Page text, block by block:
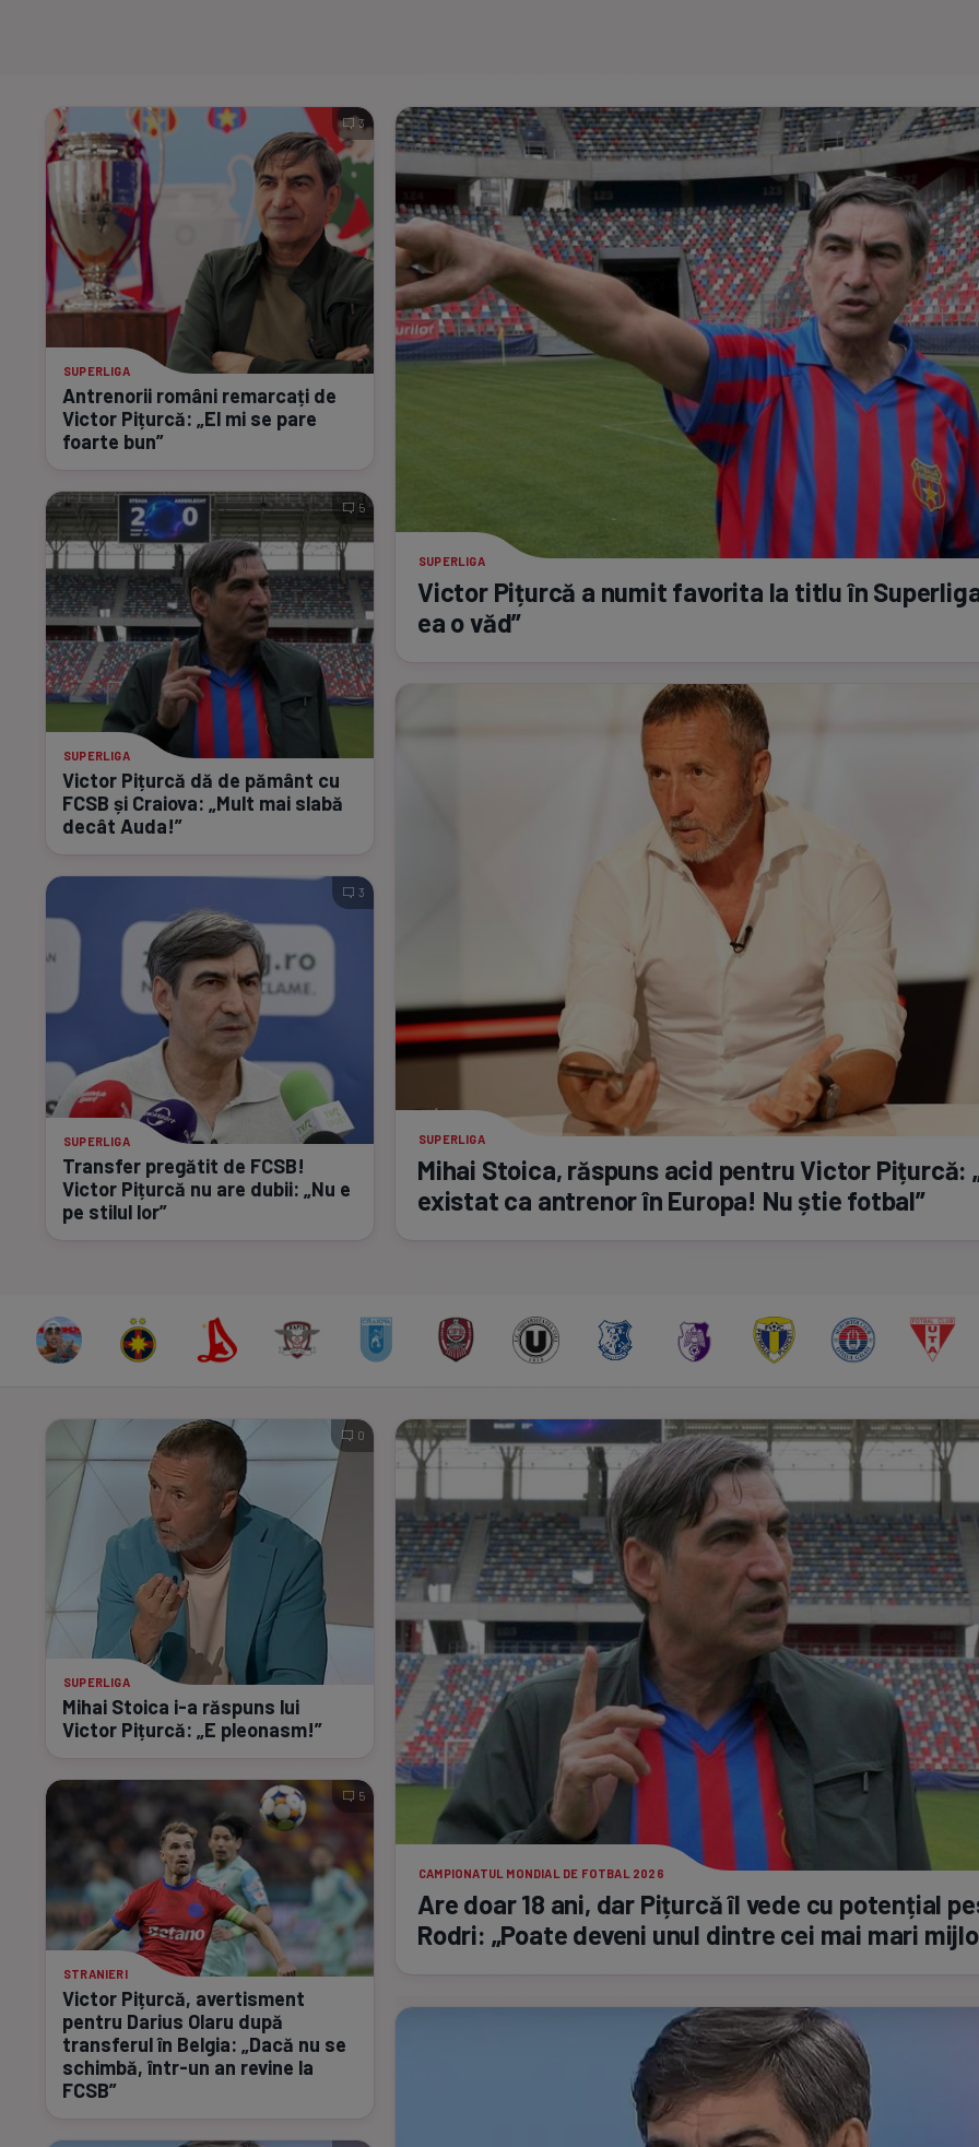
Program TV
SUPERLIGA
Antrenorii români remarcați de
Victor Pițurcă: „El mi se pare
foarte bun”
3
SUPERLIGA
Victor Pițurcă dă de pământ cu
FCSB și Craiova: „Mult mai slabă
decât Auda!”
5
SUPERLIGA
Transfer pregătit de FCSB!
Victor Pițurcă nu are dubii: „Nu e
pe stilul lor”
3
SUPERLIGA
Victor Pițurcă a numit favorita la titlu în
ea o văd”
SUPERLIGA
Mihai Stoica, răspuns acid pentru Victor Pițurcă:
existat ca antrenor în Europa! Nu știe fotbal”
SUPERLIGA
Mihai Stoica i-a răspuns lui
Victor Pițurcă: „E pleonasm!”
0
STRANIERI
Victor Pițurcă, avertisment
pentru Darius Olaru după
transferul în Belgia: „Dacă nu se
schimbă, într-un an revine la
FCSB”
5
CAMPIONATUL MONDIAL DE FOTBAL 2026
Are doar 18 ani, dar Pițurcă îl vede cu potențial
Rodri: „Poate deveni unul dintre cei mai mari